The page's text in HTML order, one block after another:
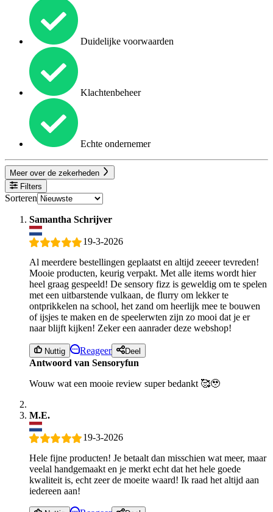
Duidelijke voorwaarden
Klachtenbeheer
Echte ondernemer
Meer over de zekerheden
Filters
Sorteren
Samantha Schrijver
19-3-2026
Al meerdere bestellingen geplaatst en altijd zeeeer tevreden!
Mooie producten, keurig verpakt. Met alle items wordt hier
heel graag gespeeld! De sensory fizz is geweldig om te spelen
met een uitbarstende vulkaan, de flurry om lekker te
ontprikkelen na school, het zand om heerlijk mee te bouwen
of ijsjes te maken en de speelerwten zijn zo mooi dat je er
naar blijft kijken! Zeker een aanrader deze webshop!
Nuttig Reageer Deel
Antwoord van Sensoryfun
Wouw wat een mooie review super bedankt 🥰🥹
M.E.
19-3-2026
Hele fijne producten! Je betaalt dan misschien wat meer, maar
veelal handgemaakt en je merkt echt dat het hele goede
kwaliteit is, echt zeer de moeite waard! Ik raad het altijd aan
iedereen aan!